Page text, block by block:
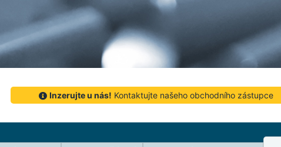
Inzerujte u nás! Kontaktujte našeho obchodního zástupce